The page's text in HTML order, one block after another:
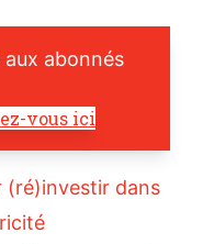
abonnés
vous ici
(ré)investir dans